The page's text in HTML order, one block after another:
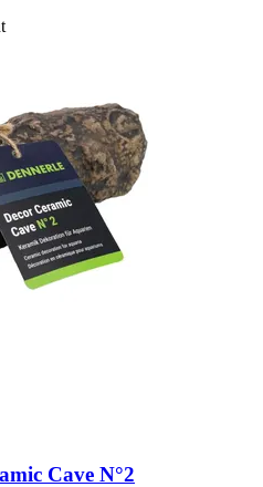
Cave N°2